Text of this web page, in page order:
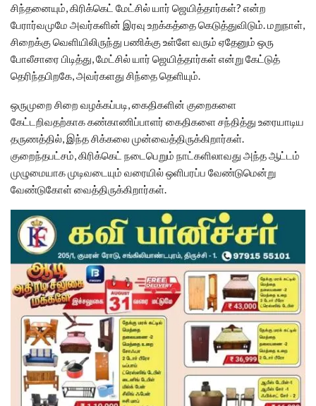
சிந்தனையும், கிரிக்கெட் மேட்சில் யார் ஜெயித்தார்கள்? என்ற
பேரார்வமுமே அவர்களின் இரவு உறக்கத்தை கெடுத்துவிடும். மறுநாள்,
சிறைக்கு வெளியிலிருந்து பணிக்கு உள்ளே வரும் ஏதேனும் ஒரு
போலீசாரை பிடித்து, மேட்சில் யார் ஜெயித்தார்கள் என்று கேட்டுத்
தெரிந்தபிறகே, அவர்களது சிந்தை தெளியும்.
ஒருமுறை சிறை வழக்கப்படி, கைதிகளின் குறைகளை
கேட்டறிவதற்காக கண்காணிப்பாளர் கைதிகளை சந்தித்து உரையாடிய
தருணத்தில், இந்த சிக்கலை முன்வைத்திருக்கிறார்கள்.
குறைந்தபட்சம், கிரிக்கெட் நடைபெறும் நாட்களிலாவது அந்த ஆட்டம்
முழுமையாக முடிவடையும் வரையில் ஒளிபரப்ப வேண்டுமென்று
வேண்டுகோள் வைத்திருக்கிறார்கள்.